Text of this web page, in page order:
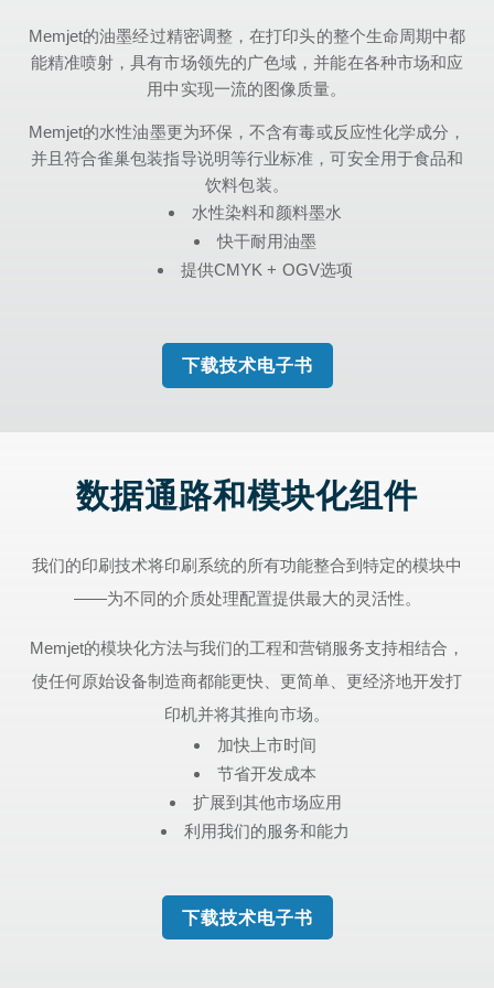
Memjet的油墨经过精密调整，在打印头的整个生命周期中都
能精准喷射，具有市场领先的广色域，并能在各种市场和应
用中实现一流的图像质量。
Memjet的水性油墨更为环保，不含有毒或反应性化学成分，
并且符合雀巢包装指导说明等行业标准，可安全用于食品和
饮料包装。
水性染料和颜料墨水
快干耐用油墨
提供CMYK + OGV选项
下载技术电子书
数据通路和模块化组件
我们的印刷技术将印刷系统的所有功能整合到特定的模块中
——为不同的介质处理配置提供最大的灵活性。
Memjet的模块化方法与我们的工程和营销服务支持相结合，
使任何原始设备制造商都能更快、更简单、更经济地开发打
印机并将其推向市场。
加快上市时间
节省开发成本
扩展到其他市场应用
利用我们的服务和能力
下载技术电子书